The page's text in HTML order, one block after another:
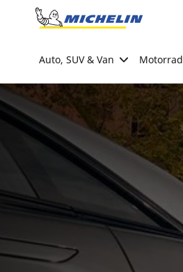
Go to page content
Auto, SUV & Van Motorrad